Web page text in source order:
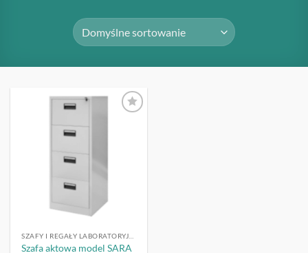
SZAFY I REGAŁY LABORATORYJNE
Szafa aktowa model SARA